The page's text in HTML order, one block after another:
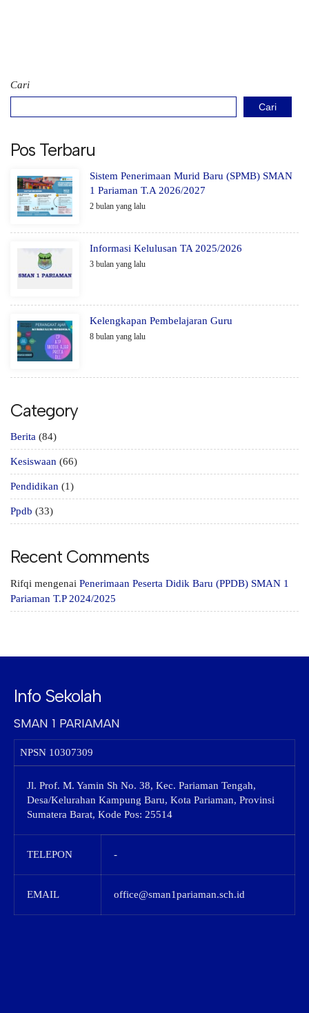
Cari
Cari
Pos Terbaru
Sistem Penerimaan Murid Baru (SPMB) SMAN
1 Pariaman T.A 2026/2027
2 bulan yang lalu
Informasi Kelulusan TA 2025/2026
3 bulan yang lalu
Kelengkapan Pembelajaran Guru
8 bulan yang lalu
Category
Berita (84)
Kesiswaan (66)
Pendidikan (1)
Ppdb (33)
Recent Comments
Rifqi mengenai Penerimaan Peserta Didik Baru (PPDB) SMAN 1
Pariaman T.P 2024/2025
Info Sekolah
SMAN 1 PARIAMAN
NPSN 10307309
Jl. Prof. M. Yamin Sh No. 38, Kec. Pariaman Tengah,
Desa/Kelurahan Kampung Baru, Kota Pariaman, Provinsi
Sumatera Barat, Kode Pos: 25514
TELEPON -
EMAIL office@sman1pariaman.sch.id